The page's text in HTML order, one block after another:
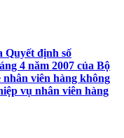
Quyết định số
4 năm 2007 của Bộ
viên hàng không
vụ nhân viên hàng